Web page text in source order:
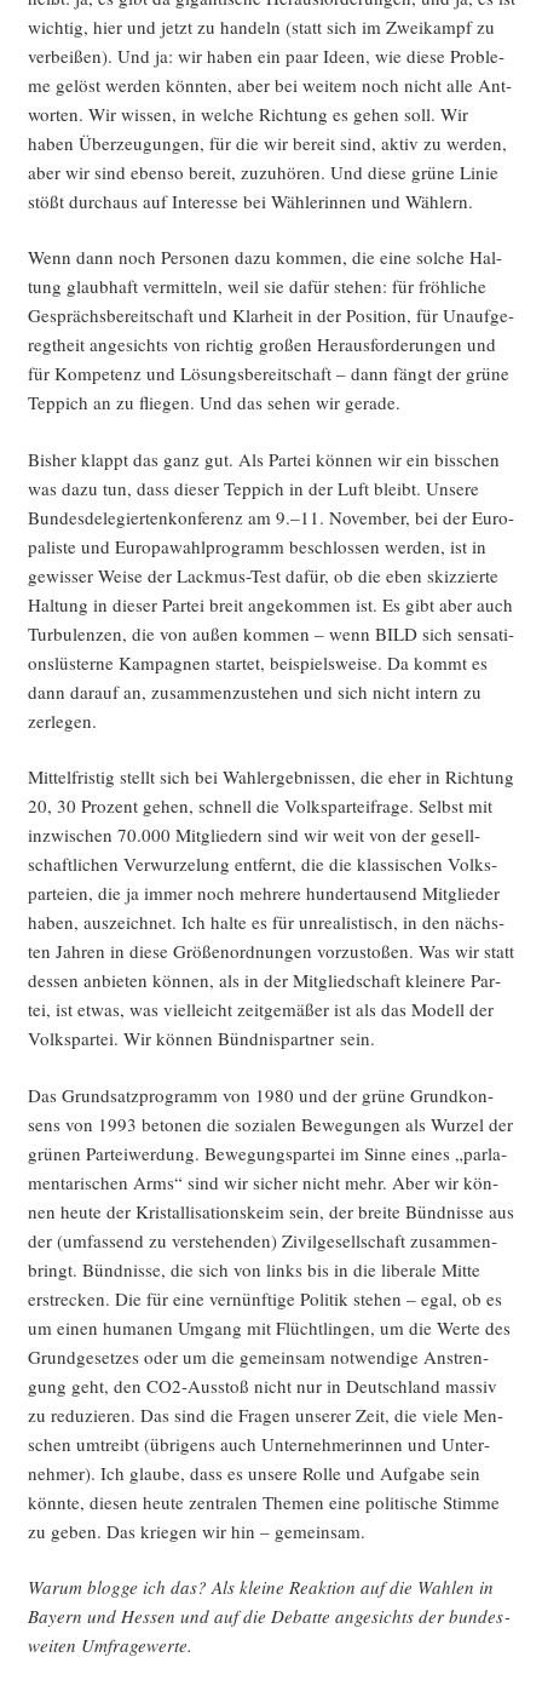
wich­tig, hier und jetzt zu han­deln (statt sich im Zwei­kampf zu
ver­bei­ßen). Und ja: wir haben ein paar Ideen, wie die­se Pro­ble­
me gelöst wer­den könn­ten, aber bei wei­tem noch nicht alle Ant­
wor­ten. Wir wis­sen, in wel­che Rich­tung es gehen soll. Wir
haben Über­zeu­gun­gen, für die wir bereit sind, aktiv zu wer­den,
aber wir sind eben­so bereit, zuzu­hö­ren. Und die­se grü­ne Linie
stößt durch­aus auf Inter­es­se bei Wäh­le­rin­nen und Wählern.
Wenn dann noch Per­so­nen dazu kom­men, die eine sol­che Hal­
tung glaub­haft ver­mit­teln, weil sie dafür ste­hen: für fröh­li­che
Gesprächs­be­reit­schaft und Klar­heit in der Posi­ti­on, für Unauf­ge­
regt­heit ange­sichts von rich­tig gro­ßen Her­aus­for­de­run­gen und
für Kom­pe­tenz und Lösungs­be­reit­schaft – dann fängt der grü­ne
Tep­pich an zu flie­gen. Und das sehen wir gerade.
Bis­her klappt das ganz gut. Als Par­tei kön­nen wir ein biss­chen
was dazu tun, dass die­ser Tep­pich in der Luft bleibt. Unse­re
Bun­des­de­le­gier­ten­kon­fe­renz am 9.–11. Novem­ber, bei der Euro­
pa­lis­te und Euro­pa­wahl­pro­gramm beschlos­sen wer­den, ist in
gewis­ser Wei­se der Lack­mus-Test dafür, ob die eben skiz­zier­te
Hal­tung in die­ser Par­tei breit ange­kom­men ist. Es gibt aber auch
Tur­bu­len­zen, die von außen kom­men – wenn BILD sich sen­sa­ti­
ons­lüs­ter­ne Kam­pa­gnen star­tet, bei­spiels­wei­se. Da kommt es
dann dar­auf an, zusam­men­zu­ste­hen und sich nicht intern zu
zerlegen.
Mit­tel­fris­tig stellt sich bei Wahl­er­geb­nis­sen, die eher in Rich­tung
20, 30 Pro­zent gehen, schnell die Volks­par­tei­f­ra­ge. Selbst mit
inzwi­schen 70.000 Mit­glie­dern sind wir weit von der gesell­
schaft­li­chen Ver­wur­ze­lung ent­fernt, die die klas­si­schen Volks­
par­tei­en, die ja immer noch meh­re­re hun­der­tau­send Mit­glie­der
haben, aus­zeich­net. Ich hal­te es für unrea­lis­tisch, in den nächs­
ten Jah­ren in die­se Grö­ßen­ord­nun­gen vor­zu­sto­ßen. Was wir statt
des­sen anbie­ten kön­nen, als in der Mit­glied­schaft klei­ne­re Par­
tei, ist etwas, was viel­leicht zeit­ge­mä­ßer ist als das Modell der
Volks­par­tei. Wir kön­nen Bünd­nis­part­ner sein.
Das Grund­satz­pro­gramm von 1980 und der grü­ne Grund­kon­
sens von 1993 beto­nen die sozia­len Bewe­gun­gen als Wur­zel der
grü­nen Par­tei­wer­dung. Bewe­gungs­par­tei im Sin­ne eines „par­la­
men­ta­ri­schen Arms“ sind wir sicher nicht mehr. Aber wir kön­
nen heu­te der Kris­tal­li­sa­ti­ons­keim sein, der brei­te Bünd­nis­se aus
der (umfas­send zu ver­ste­hen­den) Zivil­ge­sell­schaft zusam­men­
bringt. Bünd­nis­se, die sich von links bis in die libe­ra­le Mit­te
erstre­cken. Die für eine ver­nünf­ti­ge Poli­tik ste­hen – egal, ob es
um einen huma­nen Umgang mit Flücht­lin­gen, um die Wer­te des
Grund­ge­set­zes oder um die gemein­sam not­wen­di­ge Anstren­
gung geht, den CO2-Aus­stoß nicht nur in Deutsch­land mas­siv
zu redu­zie­ren. Das sind die Fra­gen unse­rer Zeit, die vie­le Men­
schen umtreibt (übri­gens auch Unter­neh­me­rin­nen und Unter­
neh­mer). Ich glau­be, dass es unse­re Rol­le und Auf­ga­be sein
könn­te, die­sen heu­te zen­tra­len The­men eine poli­ti­sche Stim­me
zu geben. Das krie­gen wir hin – gemeinsam.
War­um blog­ge ich das? Als klei­ne Reak­ti­on auf die Wah­len in
Bay­ern und Hes­sen und auf die Debat­te ange­sichts der bun­des­
wei­ten Umfragewerte.